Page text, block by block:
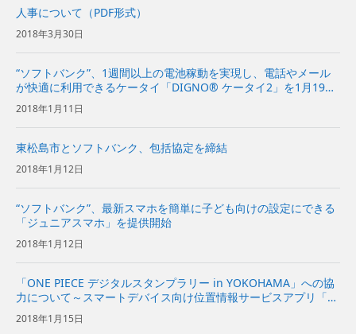
人事について（PDF形式）
2018年3月30日
“ソフトバンク”、1週間以上の電池稼動を実現し、電話やメール
が快適に利用できるケータイ「DIGNO® ケータイ2」を1月19日
に発売
2018年1月11日
東松島市とソフトバンク、包括協定を締結
2018年1月12日
“ソフトバンク”、最新スマホを簡単に子ども向けの設定にできる
「ジュニアスマホ」を提供開始
2018年1月12日
「ONE PIECE デジタルスタンプラリー in YOKOHAMA」への協
力について～スマートデバイス向け位置情報サービスアプリ「ふ
らっと案内」を活用し、作品プロモーションや地域誘客、地域プ
ロモーションを実現～ | 企業・IR | ソフト...
2018年1月15日